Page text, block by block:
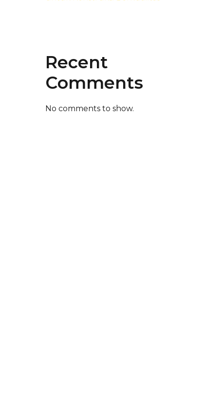
Recent
Comments
No comments to show.